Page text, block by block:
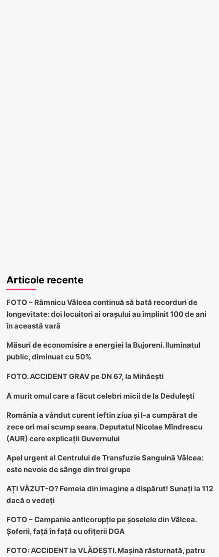
Articole recente
FOTO – Râmnicu Vâlcea continuă să bată recorduri de
longevitate: doi locuitori ai orașului au împlinit 100 de ani
în această vară
Măsuri de economisire a energiei la Bujoreni. Iluminatul
public, diminuat cu 50%
FOTO. ACCIDENT GRAV pe DN 67, la Mihăești
A murit omul care a făcut celebri micii de la Dedulești
România a vândut curent ieftin ziua și l-a cumpărat de
zece ori mai scump seara. Deputatul Nicolae Mîndrescu
(AUR) cere explicații Guvernului
Apel urgent al Centrului de Transfuzie Sanguină Vâlcea:
este nevoie de sânge din trei grupe
AȚI VĂZUT-O? Femeia din imagine a dispărut! Sunați la 112
dacă o vedeți
FOTO – Campanie anticorupție pe șoselele din Vâlcea.
Șoferii, față în față cu ofițerii DGA
FOTO: ACCIDENT la VLĂDEȘTI. Mașină răsturnată, patru